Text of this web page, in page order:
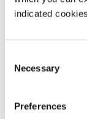
indicated
Selection
Necessary
Preferences